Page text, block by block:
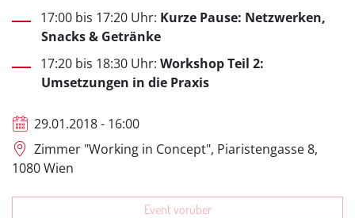
17:00 bis 17:20 Uhr: Kurze Pause: Netzwerken,
Snacks & Getränke
17:20 bis 18:30 Uhr: Workshop Teil 2:
Umsetzungen in die Praxis
29.01.2018 - 16:00
Zimmer "Working in Concept", Piaristengasse 8,
1080 Wien
Event vorüber